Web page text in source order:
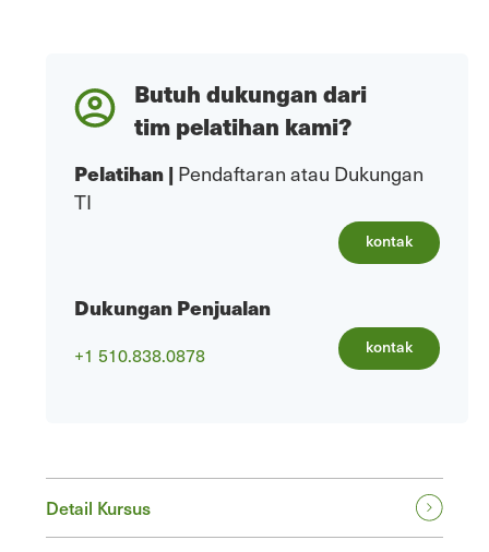
Butuh dukungan dari
tim pelatihan kami?
Pelatihan| Pendaftaran atau Dukungan
TI
kontak
Dukungan Penjualan
+1 510.838.0878 kontak
Detail Kursus